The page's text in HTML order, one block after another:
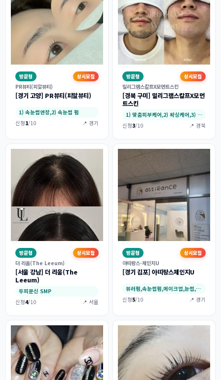
방문형
상시모집
PR뷰티(피알뷰티)
[경기 고양] PR뷰티(피알뷰티)
1) 속눈썹연장,2) 속눈썹 펌
신청1/10 📍 경기
방문형
상시모집
밀리그램스칼프X모먼트스킨
[경북 구미] 밀리그램스칼프X모먼
트스킨
1) 맞춤피부케어,2) 왁싱케어,3) 미인점…
신청3/10 📍 경북
방문형
상시모집
더 리움(The Leeum)
[서울 강남] 더 리움(The
Leeum)
두피문신 SMP
신청4/10 📍 서울
방문형
상시모집
아띠랑스-체인지U
[경기 김포] 아띠랑스체인지U
뷰러펌,속눈썹펌,메이크업,눈썹,아이라인
신청5/10 📍 경기